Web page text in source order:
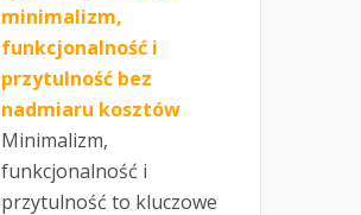
minimalizm,
funkcjonalność i
przytulność bez
nadmiaru kosztów
Minimalizm,
funkcjonalność i
przytulność to kluczowe